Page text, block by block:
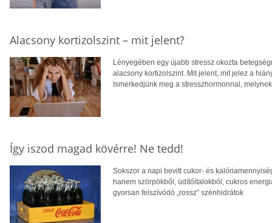
Alacsony kortizolszint – mit jelent?
Lényegében egy újabb stressz okozta
alacsony kortizolszint. Mit jelent, mit jelez a
Ismerkedjünk meg a stresszhormonnal,
Így iszod magad kövérre! Ne tedd!
Sokszor a napi bevitt cukor- és
hanem szörpökből, üdítőitalokból, cukros
gyorsan felszívódó „rossz” szénhidrátok